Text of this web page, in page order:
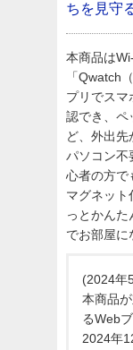
ちを見守
本商品は
「Qwatch
プリでスマ
認でき、ペ
ど、外出先
パソコン不
心者の方で
マグネット
っとかん
でお部屋に
(2024年
本商品
るWeb
2024年